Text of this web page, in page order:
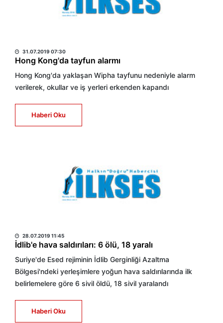
31.07.2019 07:30
Hong Kong'da tayfun alarmı
Hong Kong'da yaklaşan Wipha tayfunu nedeniyle alarm
verilerek, okullar ve iş yerleri erkenden kapandı
Haberi Oku
28.07.2019 11:45
İdlib'e hava saldırıları: 6 ölü, 18 yaralı
Suriye'de Esed rejiminin İdlib Gerginliği Azaltma
Bölgesi'ndeki yerleşimlere yoğun hava saldırılarında ilk
belirlemelere göre 6 sivil öldü, 18 sivil yaralandı
Haberi Oku